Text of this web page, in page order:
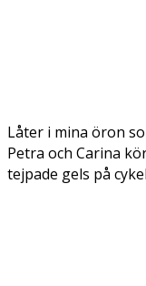
Låter i mina öron
Petra och Carina
tejpade gels på